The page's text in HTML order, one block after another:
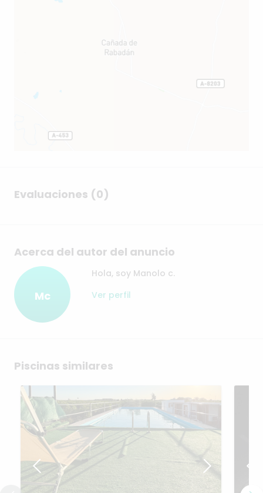
Evaluaciones (0)
Acerca del autor del anuncio
Mc
Hola, soy Manolo c.
Ver perfil
Piscinas similares